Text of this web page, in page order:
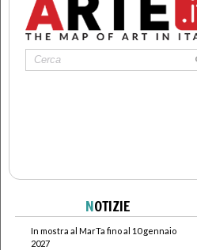
NOTIZIE
In mostra al MarTa fino al 10 gennaio
2027